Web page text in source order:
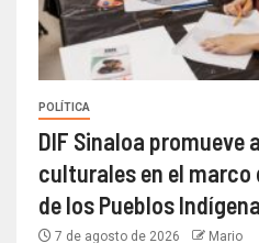
POLÍTICA
DIF Sinaloa promueve
culturales en el
de los Pueblos
7 de agosto de 2026 Mario